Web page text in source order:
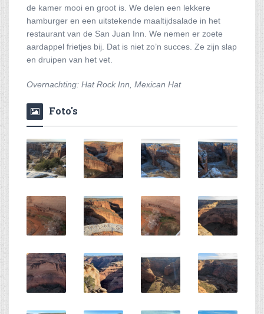
de kamer mooi en groot is. We delen een lekkere
hamburger en een uitstekende maaltijdsalade in het
restaurant van de San Juan Inn. We nemen er zoete
aardappel frietjes bij. Dat is niet zo’n succes. Ze zijn slap
en druipen van het vet.
Overnachting: Hat Rock Inn, Mexican Hat
Foto's